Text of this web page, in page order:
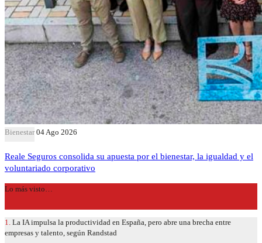
Bienestar 04 Ago 2026
Reale Seguros consolida su apuesta por el bienestar, la igualdad y el
voluntariado corporativo
Lo más visto…
1. La IA impulsa la productividad en España, pero abre una brecha entre
empresas y talento, según Randstad